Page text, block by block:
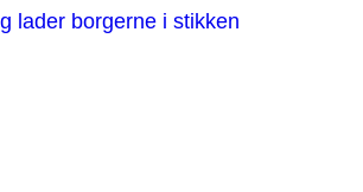
lader borgerne i stikken